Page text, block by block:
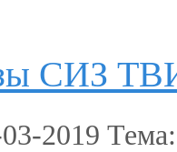
СИЗ
2019